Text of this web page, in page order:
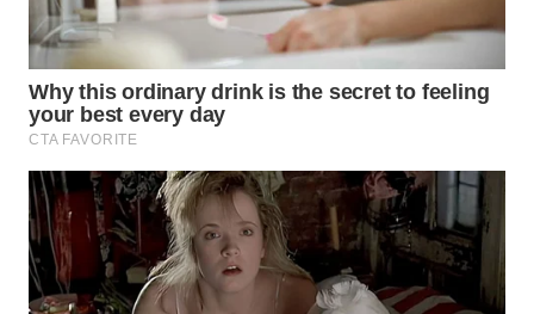
TANJUNG
LESUNG
WN
KARO
WN
SIMALUNGUN
WN
LABUHANBATU